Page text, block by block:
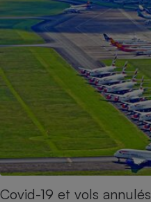
Covid-19 et vols